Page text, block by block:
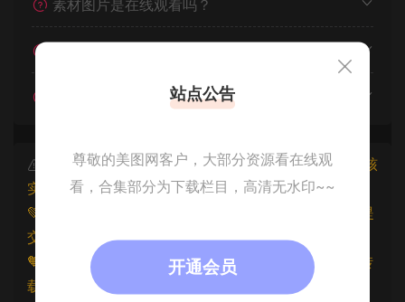
素材图片是在线观看吗？
遇见其他问题怎么办？
本文资源仅供个人参考学习，请勿批量搬运，一经核
实将封禁账号权限！
💚本文资源均来源网友分享，若侵犯了您的权益可以提
交工单处理。
🧡原文链接：
https://www.znjxg.com/1339.html
，转
载请注明出处。
站点公告
尊敬的美图网客户，大部分资源看在线观
看，合集部分为下载栏目，高清无水印~~
开通会员